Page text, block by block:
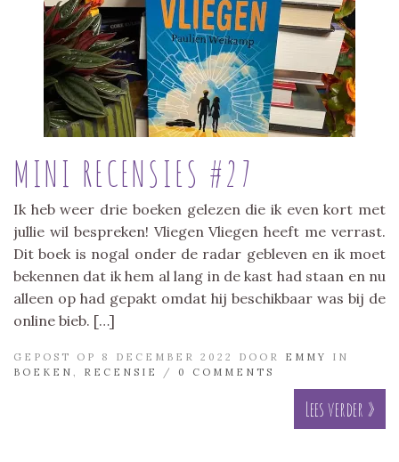
MINI RECENSIES #27
Ik heb weer drie boeken gelezen die ik even kort met
jullie wil bespreken! Vliegen Vliegen heeft me verrast.
Dit boek is nogal onder de radar gebleven en ik moet
bekennen dat ik hem al lang in de kast had staan en nu
alleen op had gepakt omdat hij beschikbaar was bij de
online bieb. […]
GEPOST OP 8 DECEMBER 2022 DOOR EMMY
IN
BOEKEN
RECENSIE / 0 COMMENTS
Lees verder »